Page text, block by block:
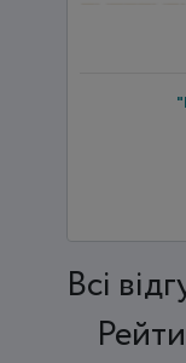
Всi